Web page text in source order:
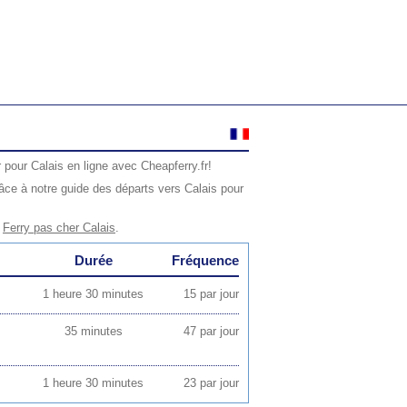
Calais en ligne avec Cheapferry.fr!
à notre guide des départs vers Calais pour
Ferry pas cher Calais.
Durée Fréquence
1 heure 30 minutes 15 par jour
35 minutes 47 par jour
1 heure 30 minutes 23 par jour